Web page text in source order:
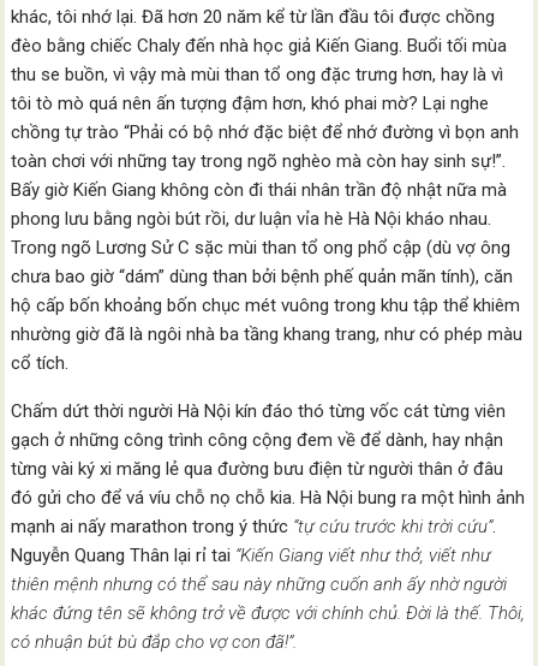
khác, tôi nhớ lại. Đã hơn 20 năm kể từ lần đầu tôi được chồng
đèo bằng chiếc Chaly đến nhà học giả Kiến Giang. Buổi tối mùa
thu se buồn, vì vậy mà mùi than tổ ong đặc trưng hơn, hay là vì
tôi tò mò quá nên ấn tượng đậm hơn, khó phai mờ? Lại nghe
chồng tự trào “Phải có bộ nhớ đặc biệt để nhớ đường vì bọn anh
toàn chơi với những tay trong ngõ nghèo mà còn hay sinh sự!”.
Bấy giờ Kiến Giang không còn đi thái nhân trần độ nhật nữa mà
phong lưu bằng ngòi bút rồi, dư luận vỉa hè Hà Nội kháo nhau.
Trong ngõ Lương Sử C sặc mùi than tổ ong phổ cập (dù vợ ông
chưa bao giờ “dám” dùng than bởi bệnh phế quản mãn tính), căn
hộ cấp bốn khoảng bốn chục mét vuông trong khu tập thể khiêm
nhường giờ đã là ngôi nhà ba tầng khang trang, như có phép màu
cổ tích.
Chấm dứt thời người Hà Nội kín đáo thó từng vốc cát từng viên
gạch ở những công trình công cộng đem về để dành, hay nhận
từng vài ký xi măng lẻ qua đường bưu điện từ người thân ở đâu
đó gửi cho để vá víu chỗ nọ chỗ kia. Hà Nội bung ra một hình ảnh
mạnh ai nấy marathon trong ý thức “tự cứu trước khi trời cứu”.
Nguyễn Quang Thân lại rỉ tai “Kiến Giang viết như thở, viết như
thiên mệnh nhưng có thể sau này những cuốn anh ấy nhờ người
khác đứng tên sẽ không trở về được với chính chủ. Đời là thế. Thôi,
có nhuận bút bù đắp cho vợ con đã!”.